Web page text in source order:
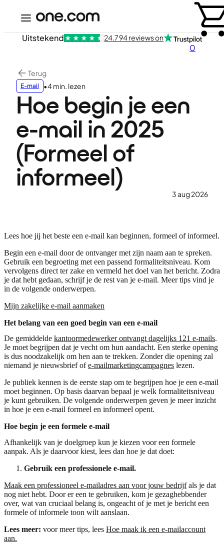
0
Uitstekend 24.794 reviews on
Terug
E-mail •4 min. lezen
Hoe begin je een
e-mail in 2025
(Formeel of
informeel)
3 aug 2026
Lees hoe jij het beste een e-mail kan beginnen, formeel of informeel.
Begin een e-mail door de ontvanger met zijn naam aan te spreken.
Gebruik een begroeting met een passend formaliteitsniveau. Kom
vervolgens direct ter zake en vermeld het doel van het bericht. Zodra
je dat hebt gedaan, schrijf je de rest van je e-mail. Meer tips vind je
in de volgende onderwerpen.
Mijn zakelijke e-mail aanmaken
Het belang van een goed begin van een e-mail
De gemiddelde kantoormedewerker ontvangt dagelijks 121 e-mails.
Je moet begrijpen dat je vecht om hun aandacht. Een sterke opening
is dus noodzakelijk om hen aan te trekken. Zonder die opening zal
niemand je nieuwsbrief ofe-mailmarketingcampagnes lezen.
Je publiek kennen is de eerste stap om te begrijpen hoe je een e-mail
moet beginnen. Op basis daarvan bepaal je welk formaliteitsniveau
je kunt gebruiken. De volgende onderwerpen geven je meer inzicht
in hoe je een e-mail formeel en informeel opent.
Hoe begin je een formele e-mail
Afhankelijk van je doelgroep kun je kiezen voor een formele
aanpak. Als je daarvoor kiest, lees dan hoe je dat doet:
Gebruik een professionele e-mail.
Maak een professioneel e-mailadres aan voor jouw bedrijfals je dat
nog niet hebt. Door er een te gebruiken, kom je gezaghebbender
over, wat van cruciaal belang is, ongeacht of je met je bericht een
formele of informele toon wilt aanslaan.
Lees meer: voor meer tips, lees Hoe maak ik een e-mailaccount
aan.